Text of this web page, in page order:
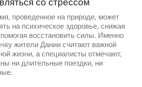
со стрессом
проведенное на природе, может
на психическое здоровье, снижая
восстановить силы. Именно
жители Дании считают важной
жизни, а специалисты отмечают,
ни длительные поездки, ни